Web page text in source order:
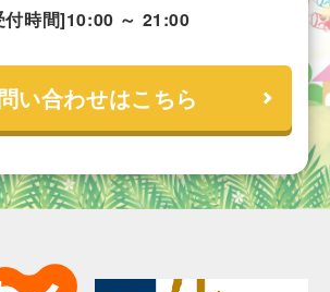
付時間]10:00 ～ 21:00
い合わせはこちら